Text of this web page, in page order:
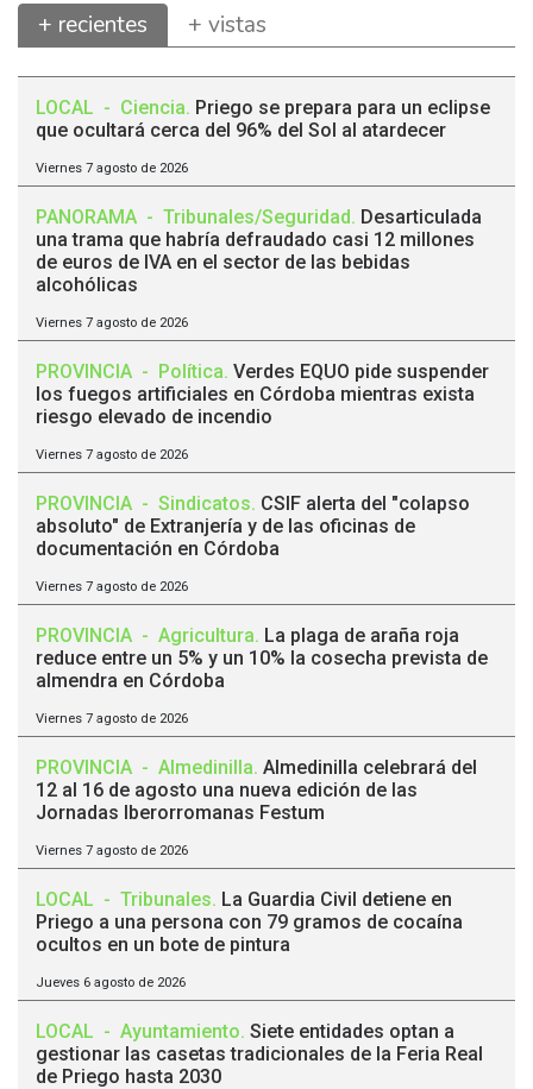
+ recientes + vistas
LOCAL - Ciencia. Priego se prepara para un eclipse
que ocultará cerca del 96% del Sol al atardecer
Viernes 7 agosto de 2026
PANORAMA - Tribunales/Seguridad. Desarticulada
una trama que habría defraudado casi 12 millones
de euros de IVA en el sector de las bebidas
alcohólicas
Viernes 7 agosto de 2026
PROVINCIA - Política. Verdes EQUO pide suspender
los fuegos artificiales en Córdoba mientras exista
riesgo elevado de incendio
Viernes 7 agosto de 2026
PROVINCIA - Sindicatos. CSIF alerta del "colapso
absoluto" de Extranjería y de las oficinas de
documentación en Córdoba
Viernes 7 agosto de 2026
PROVINCIA - Agricultura. La plaga de araña roja
reduce entre un 5% y un 10% la cosecha prevista de
almendra en Córdoba
Viernes 7 agosto de 2026
PROVINCIA - Almedinilla. Almedinilla celebrará del
12 al 16 de agosto una nueva edición de las
Jornadas Iberorromanas Festum
Viernes 7 agosto de 2026
LOCAL - Tribunales. La Guardia Civil detiene en
Priego a una persona con 79 gramos de cocaína
ocultos en un bote de pintura
Jueves 6 agosto de 2026
LOCAL - Ayuntamiento. Siete entidades optan a
gestionar las casetas tradicionales de la Feria Real
de Priego hasta 2030